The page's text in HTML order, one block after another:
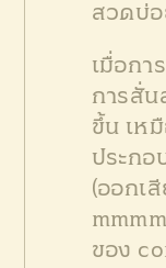
สวดบ่
เมื่อกา
การสั่น
ขึ้น เห
ประกอ
(ออกเ
ของ